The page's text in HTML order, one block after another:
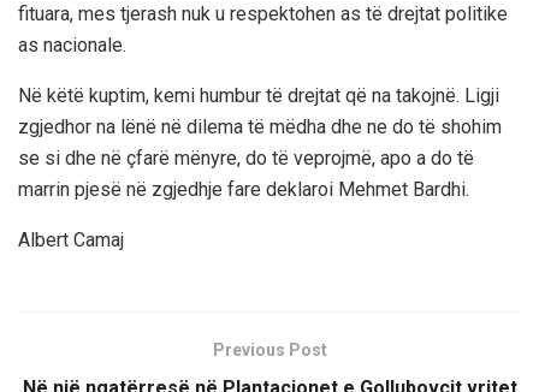
fituara, mes tjerash nuk u respektohen as të drejtat politike
as nacionale.
Në këtë kuptim, kemi humbur të drejtat që na takojnë. Ligji
zgjedhor na lënë në dilema të mëdha dhe ne do të shohim
se si dhe në çfarë mënyre, do të veprojmë, apo a do të
marrin pjesë në zgjedhje fare deklaroi Mehmet Bardhi.
Albert Camaj
Previous Post